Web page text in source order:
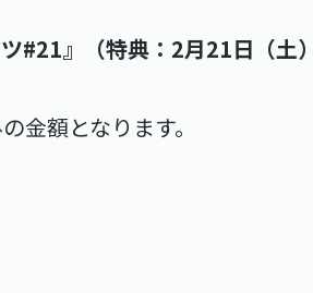
ツ#21』（特典：2月21日（土
額となります。